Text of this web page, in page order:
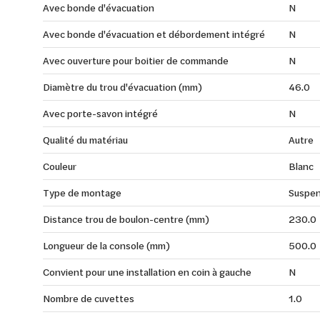
Avec bonde d'évacuation
N
Avec bonde d'évacuation et débordement intégré
N
Avec ouverture pour boitier de commande
N
Diamètre du trou d'évacuation (mm)
46.0
Avec porte-savon intégré
N
Qualité du matériau
Autre
Couleur
Blanc
Type de montage
Distance trou de boulon-centre (mm)
230.0
Longueur de la console (mm)
500.0
Convient pour une installation en coin à gauche
N
Nombre de cuvettes
1.0